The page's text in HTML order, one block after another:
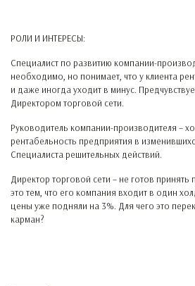
РОЛИ И ИНТЕРЕСЫ:
Специалист по развитию компании-
необходимо, но понимает, что у клиента
и даже иногда уходит в минус.
Директором торговой сети.
Руководитель компании-производителя –
рентабельность предприятия в
Специалиста решительных действий.
Директор торговой сети – не готов
это тем, что его компания входит в один
цены уже подняли на 3%. Для чего это
карман?